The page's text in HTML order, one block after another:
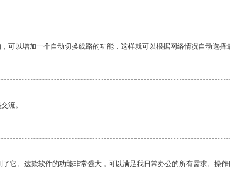
可以增加一个自动切换线路的功能，这样就可以根据网络情况自动选择
流。
它。这款软件的功能非常强大，可以满足我日常办公的所有需求。操作